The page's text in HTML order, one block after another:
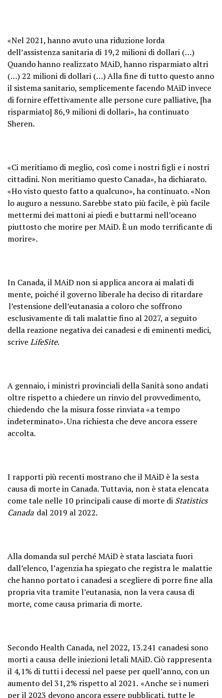
«Nel 2021, hanno avuto una riduzione lorda
dell’assistenza sanitaria di 19,2 milioni di dollari (…)
Quando hanno realizzato MAiD, hanno risparmiato altri
(…) 22 milioni di dollari (…) Alla fine di tutto questo anno
il sistema sanitario, semplicemente facendo MAiD invece
di fornire effettivamente alle persone cure palliative, [ha
risparmiato] 86,9 milioni di dollari», ha continuato
Sheren.
«Ci meritiamo di meglio, così come i nostri figli e i nostri
cittadini. Non meritiamo questo Canada», ha dichiarato.
«Ho visto questo fatto a qualcuno», ha continuato. «Non
lo auguro a nessuno. Sarebbe stato più facile, è più facile
mettermi dei mattoni ai piedi e buttarmi nell’oceano
piuttosto che morire per MAiD. È un modo terrificante di
morire».
In Canada, il MAiD non si applica ancora ai malati di
mente, poiché il governo liberale ha deciso di ritardare
l’estensione dell’eutanasia a coloro che soffrono
esclusivamente di tali malattie fino al 2027, a seguito
della reazione negativa dei canadesi e di eminenti medici,
scriveLifeSite.
A gennaio, i ministri provinciali della Sanità sono andati
oltre rispetto a chiedere un rinvio del provvedimento,
chiedendo che la misura fosse rinviata «a tempo
indeterminato». Una richiesta che deve ancora essere
accolta.
I rapporti più recenti mostrano che il MAiD è la sesta
causa di morte in Canada. Tuttavia, non è stata elencata
come tale nelle 10 principali cause di morte di Statistics
Canadadal 2019 al 2022.
Alla domanda sul perché MAiD è stata lasciata fuori
dall’elenco, l’agenzia ha spiegato che registra le malattie
che hanno portato i canadesi a scegliere di porre fine alla
propria vita tramite l’eutanasia, non la vera causa di
morte, come causa primaria di morte.
Secondo Health Canada, nel 2022, 13.241 canadesi sono
morti a causa delle iniezioni letali MAiD. Ciò rappresenta
il 4,1% di tutti i decessi nel paese per quell’anno, con un
aumento del 31,2% rispetto al 2021. «Anche se i numeri
per il 2023 devono ancora essere pubblicati, tutte le